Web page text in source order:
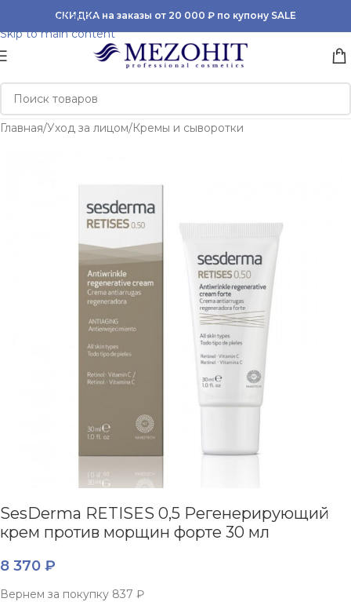
Skip to navigation
Skip to main content
СКИДКА на заказы от 20 000 ₽ по купону SALE
Главная/Уход за лицом/Кремы и сыворотки
SesDerma RETISES 0,5 Регенерирующий
крем против морщин форте 30 мл
8 370 ₽
Вернем за покупку 837 ₽